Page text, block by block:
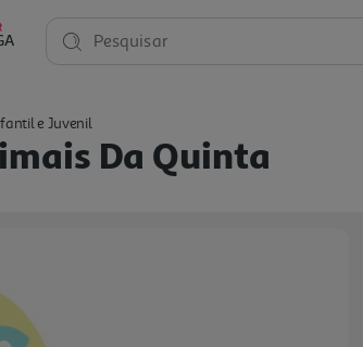
Pesquisar
e Juvenil
Da Quinta